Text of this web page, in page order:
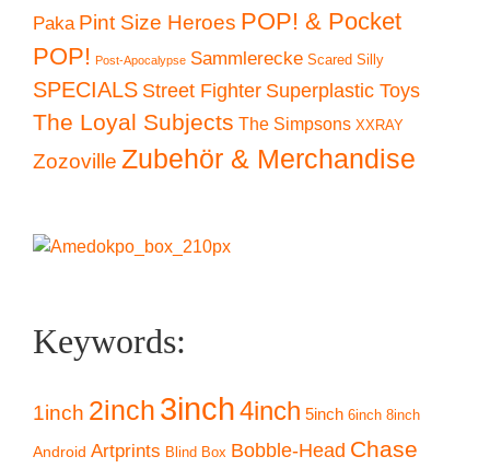
Paka Pint Size Heroes POP! & Pocket
POP! Post-Apocalypse Sammlerecke Scared Silly
SPECIALS Street Fighter Superplastic Toys
The Loyal Subjects The Simpsons XXRAY
Zozoville Zubehör & Merchandise
Keywords:
1inch 2inch 3inch4inch 5inch 6inch 8inch
Android Artprints Blind Box Bobble-Head Chase